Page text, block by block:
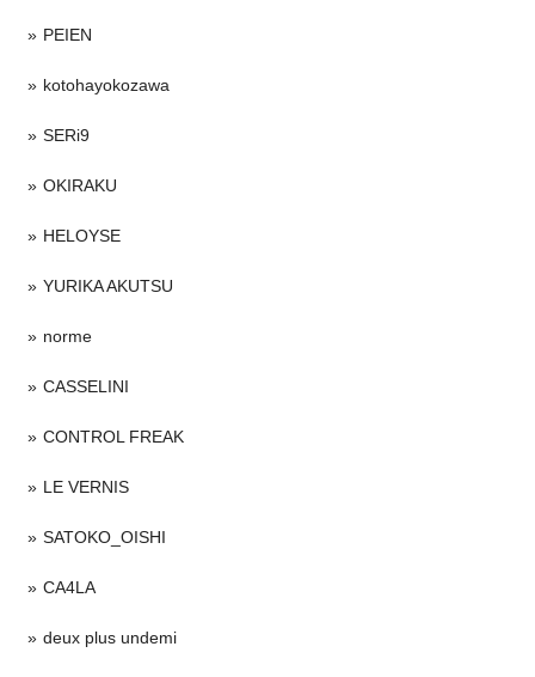
PEIEN
kotohayokozawa
SERi9
OKIRAKU
HELOYSE
YURIKA AKUTSU
norme
CASSELINI
CONTROL FREAK
LE VERNIS
SATOKO_OISHI
CA4LA
deux plus undemi